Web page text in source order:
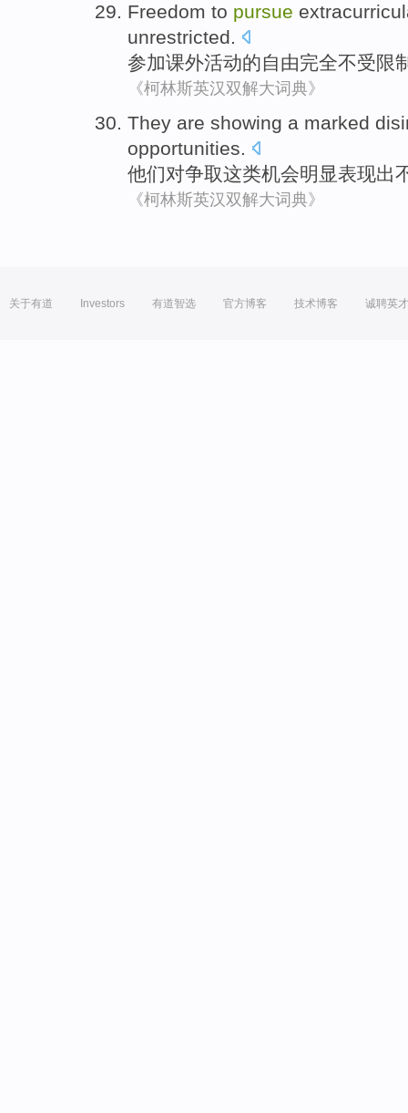
Freedom to pursue
unrestricted.
参加课外活动的自由完全不受限
《柯林斯英汉双解大词典》
They are showing a marked
opportunities.
他们对争取这类机会明显表现出
《柯林斯英汉双解大词典》
关于有道 Investors 有道智选 官方博客 技术博客 诚聘英才